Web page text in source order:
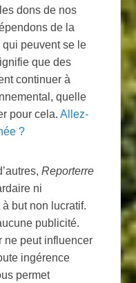
dons de nos
de la
peuvent se le
que des
continuer à
quelle
pour cela.Allez-
?
Reporterre
ni
but non lucratif.
publicité.
ne peut influencer
ingérence
permet